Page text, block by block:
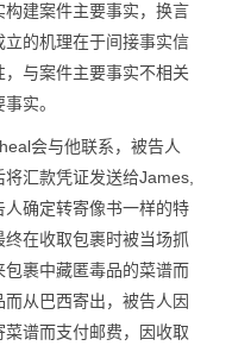
建案件主要事实，换言
的机理在于间接事实信
与案件主要事实不相关
实。
会与他联系，被告人
汇款凭证发送给James,
确定转寄像书一样的特
在收取包裹时被当场抓
裹中藏匿毒品的菜谱而
从巴西寄出，被告人因
谱而支付邮费，因收取